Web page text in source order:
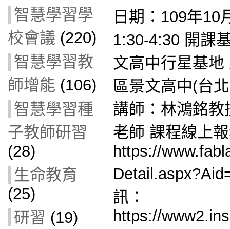
智慧學習學
校會議 (220)
智慧學習教
師增能 (106)
智慧學習種
子教師研習
(28)
生命教育
(25)
研習 (19)
日期：109年10
1:30-4:30 開課
文高中行星基
區景文高中(台
講師：林鴻銘
老師 課程線上
https://
訊：
https://